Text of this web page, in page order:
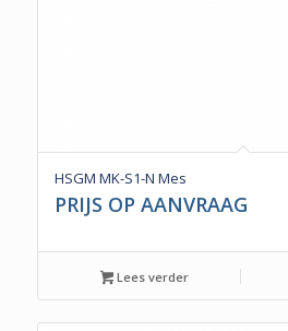
HSGM MK-S1-N Mes
PRIJS OP AANVRAAG
Lees verder